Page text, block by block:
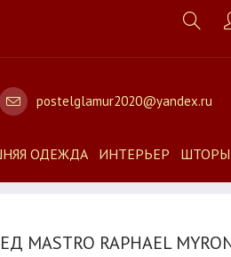
postelglamur2020@yandex.ru
ОДЕЖДА ИНТЕРЬЕР ШТОРЫ
MASTRO RAPHAEL